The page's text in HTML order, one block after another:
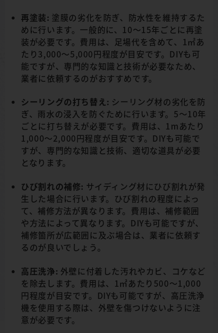
再塗装: 塗膜の劣化を防ぎ、防水性を維持するた
めに行います。一般的に、10～15年ごとに再塗
装が必要です。費用は、足場代を含めて、1㎡あ
たり3,000～5,000円程度が目安です。DIYも可
能ですが、専門的な知識と技術が必要なため、
業者に依頼するのがおすすめです。
シーリングの打ち替え: シーリング材の劣化を防
ぎ、雨水の浸入を防ぐために行います。5～10年
ごとに打ち替えが必要です。費用は、1mあたり
1,000～2,000円程度が目安です。DIYも可能で
すが、専門的な知識と技術、適切な道具が必要
となります。
ひび割れの補修: サイディング材にひび割れが発
生した場合に行います。ひび割れの程度によっ
て、補修方法が異なります。費用は、補修範囲
や方法によって異なります。DIYも可能ですが、
補修箇所が広範囲に及ぶ場合は、業者に依頼す
るのが良いでしょう。
高圧洗浄: 外壁に付着した汚れやカビ、コケなど
を除去します。費用は、1㎡あたり500～1,000
円程度が目安です。DIYも可能ですが、高圧洗浄
機を使用する際は、外壁を傷つけないように注
意が必要です。